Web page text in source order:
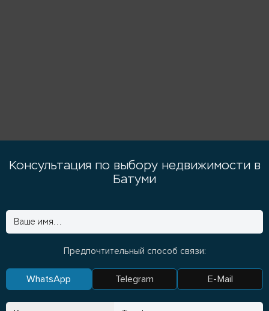
Консультация по выбору недвижимости в
Батуми
Предпочтительный способ связи:
WhatsApp Telegram E-Mail